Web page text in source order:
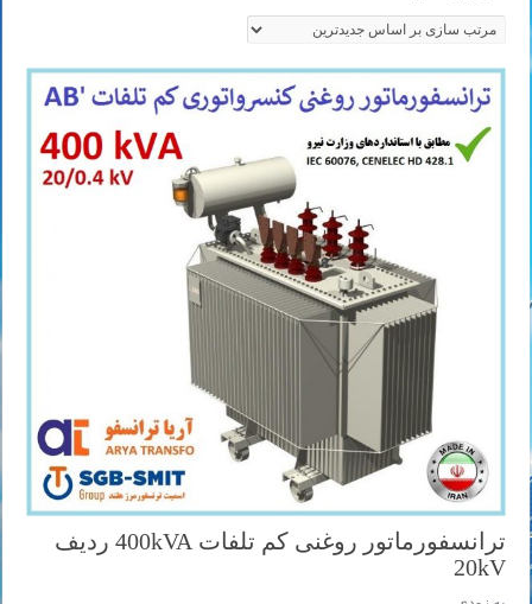
ترانسفورماتور روغنی کم تلفات 400kVA ردیف
20kV